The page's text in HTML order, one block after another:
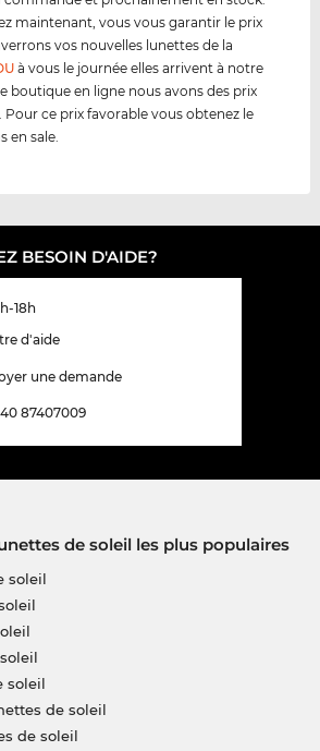
maintenant, vous vous garantir le prix
vos nouvelles lunettes de la
à vous le journée elles arrivent à notre
boutique en ligne nous avons des prix
ce prix favorable vous obtenez le
en sale.
BESOIN D'AIDE?
18h
d'aide
une demande
87407009
de soleil les plus populaires
soleil
soleil
de soleil
de soleil